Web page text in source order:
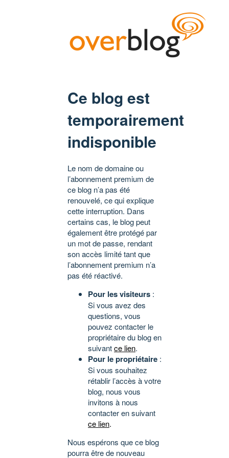
Ce blog est
temporairement
indisponible
Le nom de domaine ou
l’abonnement premium de
ce blog n’a pas été
renouvelé, ce qui explique
cette interruption. Dans
certains cas, le blog peut
également être protégé par
un mot de passe, rendant
son accès limité tant que
l’abonnement premium n’a
pas été réactivé.
Pour les visiteurs :
Si vous avez des
questions, vous
pouvez contacter le
propriétaire du blog en
suivantce lien.
Pour le propriétaire :
Si vous souhaitez
rétablir l’accès à votre
blog, nous vous
invitons à nous
contacter en suivant
ce lien.
Nous espérons que ce blog
pourra être de nouveau